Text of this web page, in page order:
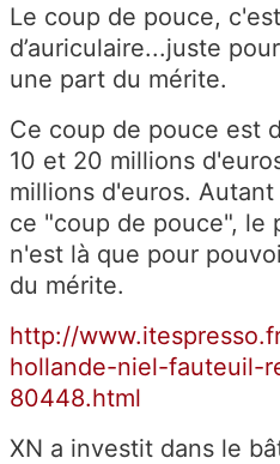
Le coup de pouce,
d’auriculaire...juste
une part du mérite.
Ce coup de pouce est
10 et 20 millions
millions d'euros.
ce "coup de pouce", le
n'est là que pour
du mérite.
http://
hollande-niel-fauteuil-
80448.html
XN a investit dans le